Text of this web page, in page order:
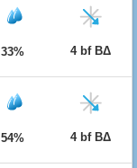
33% 4 bf ΒΔ
54% 4 bf ΒΔ